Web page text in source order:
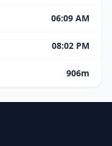
06:09 AM
08:02 PM
906m